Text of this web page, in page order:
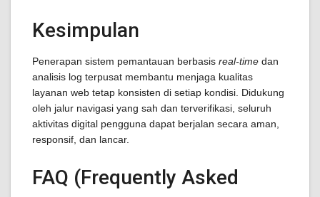
Kesimpulan
Penerapan sistem pemantauan berbasis real-time dan
analisis log terpusat membantu menjaga kualitas
layanan web tetap konsisten di setiap kondisi. Didukung
oleh jalur navigasi yang sah dan terverifikasi, seluruh
aktivitas digital pengguna dapat berjalan secara aman,
responsif, dan lancar.
FAQ (Frequently Asked